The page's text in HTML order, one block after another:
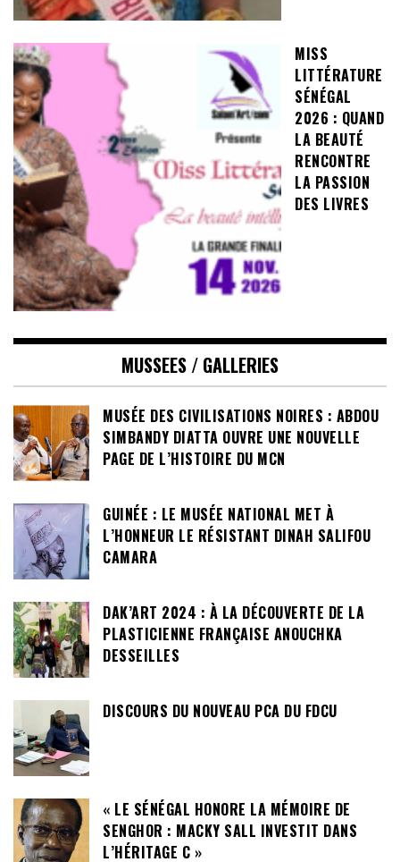
MISS
LITTÉRATURE
SÉNÉGAL
2026 : QUAND
LA BEAUTÉ
RENCONTRE
LA PASSION
DES LIVRES
MUSSEES / GALLERIES
MUSÉE DES CIVILISATIONS NOIRES : ABDOU
SIMBANDY DIATTA OUVRE UNE NOUVELLE
PAGE DE L’HISTOIRE DU MCN
GUINÉE : LE MUSÉE NATIONAL MET À
L’HONNEUR LE RÉSISTANT DINAH SALIFOU
CAMARA
DAK’ART 2024 : À LA DÉCOUVERTE DE LA
PLASTICIENNE FRANÇAISE ANOUCHKA
DESSEILLES
DISCOURS DU NOUVEAU PCA DU FDCU
« LE SÉNÉGAL HONORE LA MÉMOIRE DE
SENGHOR : MACKY SALL INVESTIT DANS
L’HÉRITAGE C »